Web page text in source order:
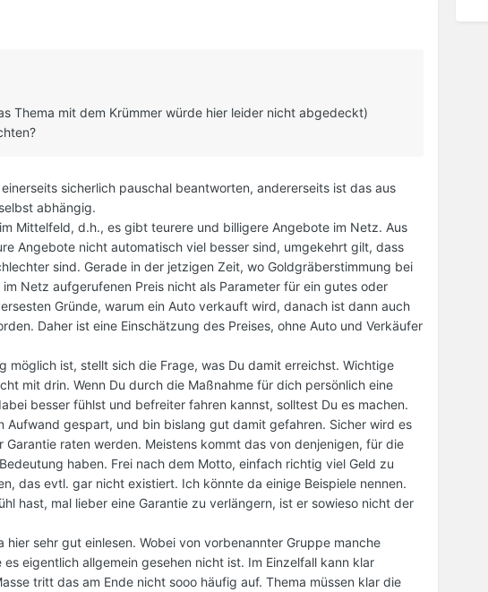
Thema mit dem Krümmer würde hier leider nicht abgedeckt)
sicherlich pauschal beantworten, andererseits ist das aus
abhängig.
Mittelfeld, d.h., es gibt teurere und billigere Angebote im Netz. Aus
Angebote nicht automatisch viel besser sind, umgekehrt gilt, dass
sind. Gerade in der jetzigen Zeit, wo Goldgräberstimmung bei
Netz aufgerufenen Preis nicht als Parameter für ein gutes oder
Gründe, warum ein Auto verkauft wird, danach ist dann auch
Daher ist eine Einschätzung des Preises, ohne Auto und Verkäufer
möglich ist, stellt sich die Frage, was Du damit erreichst. Wichtige
mit drin. Wenn Du durch die Maßnahme für dich persönlich eine
besser fühlst und befreiter fahren kannst, solltest Du es machen.
Aufwand gespart, und bin bislang gut damit gefahren. Sicher wird es
Garantie raten werden. Meistens kommt das von denjenigen, für die
haben. Frei nach dem Motto, einfach richtig viel Geld zu
das evtl. gar nicht existiert. Ich könnte da einige Beispiele nennen.
hast, mal lieber eine Garantie zu verlängern, ist er sowieso nicht der
sehr gut einlesen. Wobei von vorbenannter Gruppe manche
eigentlich allgemein gesehen nicht ist. Im Einzelfall kann klar
tritt das am Ende nicht sooo häufig auf. Thema müssen klar die